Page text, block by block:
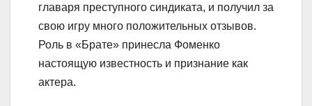
главаря преступного синдиката, и получил за
свою игру много положительных отзывов.
Роль в «Брате» принесла Фоменко
настоящую известность и признание как
актера.